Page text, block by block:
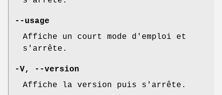
--usage
Affiche un court mode d'emploi et
s'arrête.
-V,
--version
Affiche la version puis s'arrête.